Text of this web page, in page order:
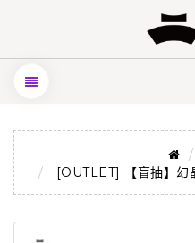
[OUTLET] 【盲抽】幻